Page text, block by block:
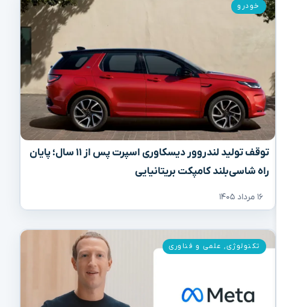
توقف تولید لندروور دیسکاوری اسپرت پس از ۱۱ سال؛ پایان
راه شاسی‌بلند کامپکت بریتانیایی
۱۶ مرداد ۱۴۰۵
خودرو
تکنولوژی, علمی و فناوری